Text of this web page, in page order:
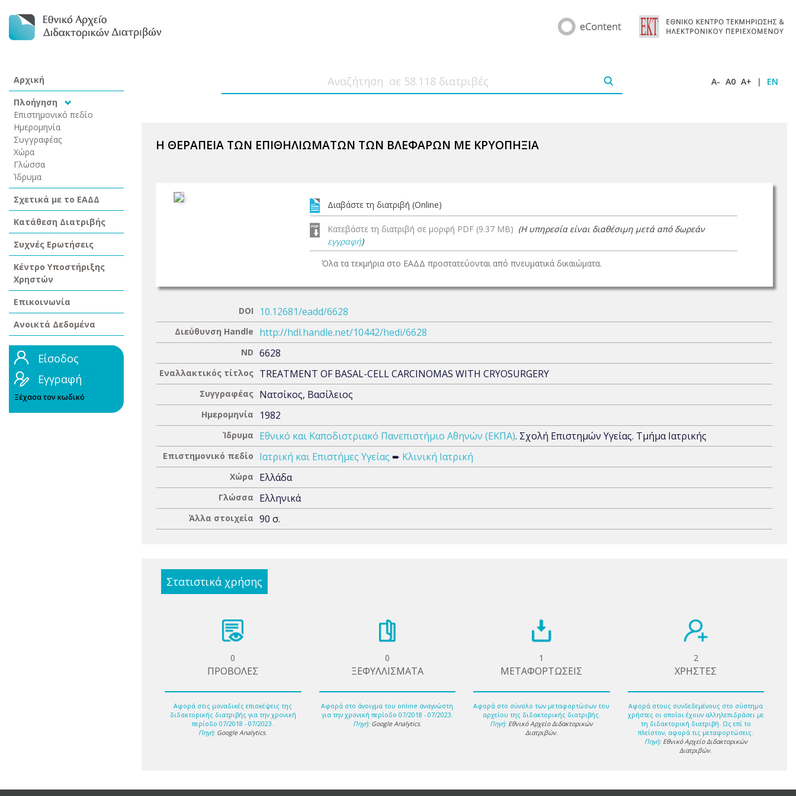
Αρχική
Πλοήγηση
Επιστημονικό πεδίο
Ημερομηνία
Συγγραφέας
Χώρα
Γλώσσα
Ίδρυμα
Σχετικά με το ΕΑΔΔ
Κατάθεση Διατριβής
Συχνές Ερωτήσεις
Κέντρο Υποστήριξης
Χρηστών
Επικοινωνία
Ανοικτά Δεδομένα
Είσοδος
Εγγραφή
Ξέχασα τον κωδικό
A- A0 A+ | EN
Η ΘΕΡΑΠΕΙΑ ΤΩΝ ΕΠΙΘΗΛΙΩΜΑΤΩΝ ΤΩΝ ΒΛΕΦΑΡΩΝ ΜΕ ΚΡΥΟΠΗΞΙΑ
Διαβάστε τη διατριβή (Online)
Κατεβάστε τη διατριβή σε μορφή PDF (9.37 MB) (Η υπηρεσία είναι διαθέσιμη μετά από δωρεάν
εγγραφή)
Όλα τα τεκμήρια στο ΕΑΔΔ προστατεύονται από πνευματικά δικαιώματα.
DOI 10.12681/eadd/6628
Διεύθυνση Handle http://hdl.handle.net/10442/hedi/6628
ND 6628
Εναλλακτικός τίτλος TREATMENT OF BASAL-CELL CARCINOMAS WITH CRYOSURGERY
Συγγραφέας Νατσίκος, Βασίλειος
Ημερομηνία 1982
Ίδρυμα Εθνικό και Καποδιστριακό Πανεπιστήμιο Αθηνών (ΕΚΠΑ). Σχολή Επιστημών Υγείας. Τμήμα Ιατρικής
Επιστημονικό πεδίο Ιατρική και Επιστήμες Υγείας ➨ Κλινική Ιατρική
Χώρα Ελλάδα
Γλώσσα Ελληνικά
Άλλα στοιχεία 90 σ.
Στατιστικά χρήσης
0
ΠΡΟΒΟΛΕΣ
Αφορά στις μοναδικές επισκέψεις της
διδακτορικής διατριβής για την χρονική
περίοδο 07/2018 - 07/2023.
Πηγή: Google Analytics.
0
ΞΕΦΥΛΛΙΣΜΑΤΑ
Αφορά στο άνοιγμα του online αναγνώστη
για την χρονική περίοδο 07/2018 - 07/2023.
Πηγή: Google Analytics.
1
ΜΕΤΑΦΟΡΤΩΣΕΙΣ
Αφορά στο σύνολο των μεταφορτώσων του
αρχείου της διδακτορικής διατριβής.
Πηγή: Εθνικό Αρχείο Διδακτορικών
Διατριβών.
2
ΧΡΗΣΤΕΣ
Αφορά στους συνδεδεμένους στο σύστημα
χρήστες οι οποίοι έχουν αλληλεπιδράσει με
τη διδακτορική διατριβή. Ως επί το
πλείστον, αφορά τις μεταφορτώσεις.
Πηγή: Εθνικό Αρχείο Διδακτορικών
Διατριβών.